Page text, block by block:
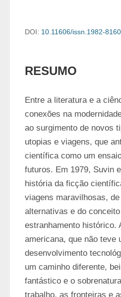
DOI: 10.11606/issn.1982-
RESUMO
Entre a literatura e a
conexões na
ao surgimento de novos
utopias e viagens, que
científica como um
futuros. Em 1979, Suvin
história da ficção
viagens maravilhosas,
alternativas e do
estranhamento histórico.
americana, que não teve
desenvolvimento
um caminho diferente,
fantástico e o
trabalho, as fronteiras e